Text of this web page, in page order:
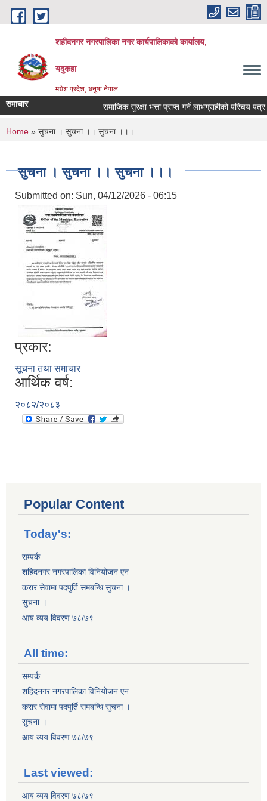
Skip to main content
शहीदनगर नगरपालिका नगर कार्यपालिकाको कार्यालय,
यदुकहा
मधेश प्रदेश, धनुषा नेपाल
समाचार समाजिक सुरक्षा भत्ता प्राप्त गर्ने लाभग्राहीको परिचय
You are here
Home » सुचना । सुचना ।। सुचना ।।।
सुचना । सुचना ।। सुचना ।।।
Submitted on: Sun, 04/12/2026 - 06:15
प्रकार:
सूचना तथा समाचार
आर्थिक वर्ष:
२०८२/२०८३
Popular Content
Today's:
सम्पर्क
शहिदनगर नगरपालिका विनियोजन एन
करार सेवामा पदपुर्ति समबन्धि सुचना ।
सुचना ।
आय व्यय विवरण ७८/७९
All time:
सम्पर्क
शहिदनगर नगरपालिका विनियोजन एन
करार सेवामा पदपुर्ति समबन्धि सुचना ।
सुचना ।
आय व्यय विवरण ७८/७९
Last viewed:
आय व्यय विवरण ७८/७९